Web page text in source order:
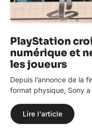
PlayStation
numérique et
les joueurs
Depuis l’annonce de la
format physique, Sony
Lire l'article